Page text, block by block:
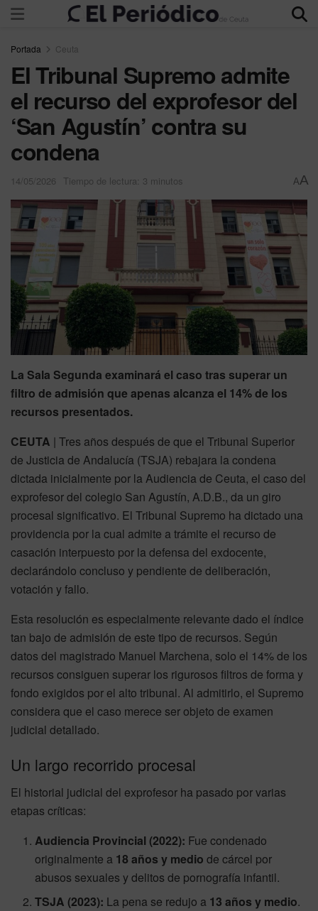
Portada Ceuta
El Tribunal Supremo admite
el recurso del exprofesor del
‘San Agustín’ contra su
condena
14/05/2026 Tiempo de lectura: 3 minutos AA
La Sala Segunda examinará el caso tras superar un
filtro de admisión que apenas alcanza el 14% de los
recursos presentados.
CEUTA | Tres años después de que el Tribunal Superior
de Justicia de Andalucía (TSJA) rebajara la condena
dictada inicialmente por la Audiencia de Ceuta, el caso del
exprofesor del colegio San Agustín, A.D.B., da un giro
procesal significativo. El Tribunal Supremo ha dictado una
providencia por la cual admite a trámite el recurso de
casación interpuesto por la defensa del exdocente,
declarándolo concluso y pendiente de deliberación,
votación y fallo.
Esta resolución es especialmente relevante dado el índice
tan bajo de admisión de este tipo de recursos. Según
datos del magistrado Manuel Marchena, solo el 14% de los
recursos consiguen superar los rigurosos filtros de forma y
fondo exigidos por el alto tribunal. Al admitirlo, el Supremo
considera que el caso merece ser objeto de examen
judicial detallado.
Un largo recorrido procesal
El historial judicial del exprofesor ha pasado por varias
etapas críticas:
Audiencia Provincial (2022): Fue condenado
originalmente a 18 años y medio de cárcel por
abusos sexuales y delitos de pornografía infantil.
TSJA (2023): La pena se redujo a 13 años y medio.